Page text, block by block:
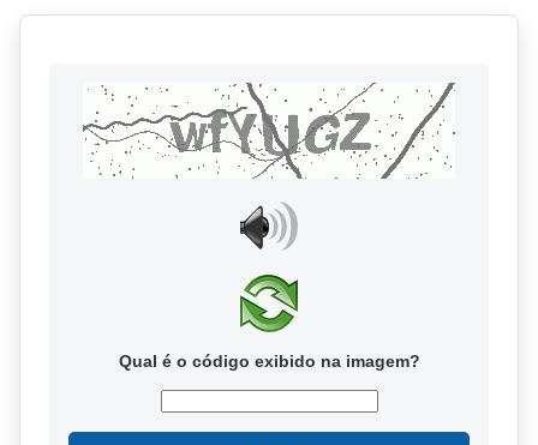
Qual é o código exibido na imagem?